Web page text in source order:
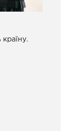
країну.